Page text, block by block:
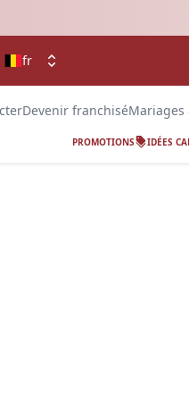
fr
Devenir franchiséMariages
PROMOTIONS IDÉES